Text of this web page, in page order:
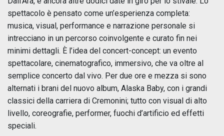
spettacolo è pensato come un’esperienza completa:
musica, visual, performance e narrazione personale si
intrecciano in un percorso coinvolgente e curato fin nei
minimi dettagli. È l’idea del concert-concept: un evento
spettacolare, cinematografico, immersivo, che va oltre al
semplice concerto dal vivo. Per due ore e mezza si sono
alternati i brani del nuovo album, Alaska Baby, con i grandi
classici della carriera di Cremonini; tutto con visual di alto
livello, coreografie, performer, fuochi d’artificio ed effetti
speciali.